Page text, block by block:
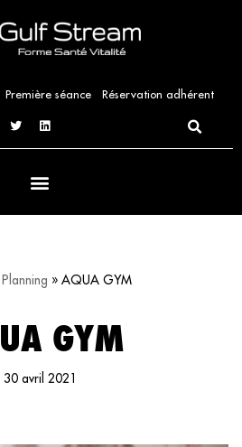
Première séance Réservation adhérent
Planning » AQUA GYM
GYM
30 avril 2021